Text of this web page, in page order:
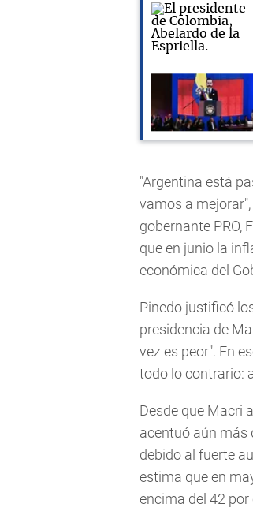
"Argentina está
vamos a
gobernante PRO,
que en junio la
económica del
Pinedo justificó
presidencia de
vez es peor". En
todo lo contrario:
Desde que Macri
acentuó aún más
debido al fuerte
estima que en
encima del 42 por